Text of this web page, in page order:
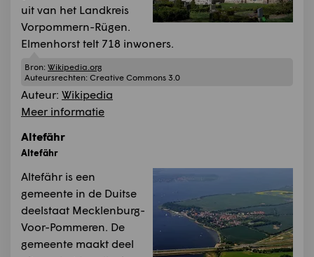
uit van het Landkreis
Vorpommern-Rügen.
Elmenhorst telt 718 inwoners.
Bron: Wikipedia.org
Auteursrechten: Creative Commons 3.0
Auteur: Wikipedia
Meer informatie
Altefähr
Altefähr
Altefähr is een
gemeente in de Duitse
deelstaat Mecklenburg-
Voor-Pommeren. De
gemeente maakt deel